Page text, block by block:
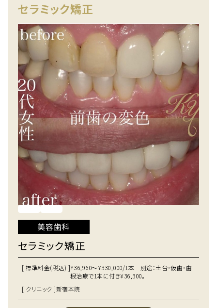
セラミック矯正
美容歯科
セラミック矯正
[ 標準料金(税込) ]¥36,960～¥330,000/1本 別途：土台・仮歯・歯
根治療で1本に付き¥36,300。
[ クリニック ]新宿本院